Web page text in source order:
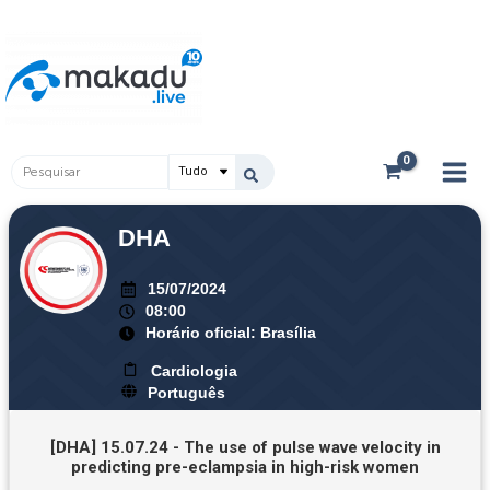
conteúdo
Pesquisar
DHA
15/07/2024
08:00
Horário oficial: Brasília
Cardiologia
Português
[DHA] 15.07.24 - The use of pulse wave velocity in
predicting pre-eclampsia in high-risk women